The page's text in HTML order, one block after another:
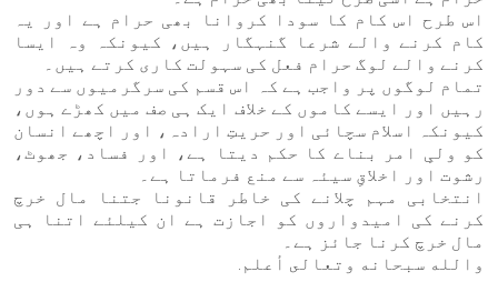
اس طرح اس کام کا سودا کروانا بھی حرام ہے اور یہ
کام کرنے والے شرعا گنہگار ہیں، کیونکہ وہ ایسا
کرنے والے لوگ حرام فعل کی سہولت کاری کرتے ہیں۔
تمام لوگوں پر واجب ہے کہ اس قسم کی سرگرمیوں سے دور
رہیں اور ایسے کاموں کے خلاف ایک ہی صف میں کھڑے ہوں،
کیونکہ اسلام سچائی اور حریتِ ارادہ، اور اچھے انسان
کو ولیِ امر بناے کا حکم دیتا ہے، اور فساد، جھوٹ،
رشوت اور اخلاقِ سیئہ سے منع فرماتا ہے۔
انتخابی مہم چلانے کی خاطر قانونا جتنا مال خرچ
کرنے کی امیدواروں کو اجازت ہے ان کیلئے اتنا ہی
مال خرچ کرنا جائز ہے۔
والله سبحانه وتعالى أعلم.